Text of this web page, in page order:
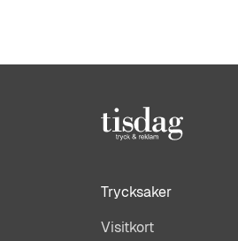
Trycksaker
Visitkort